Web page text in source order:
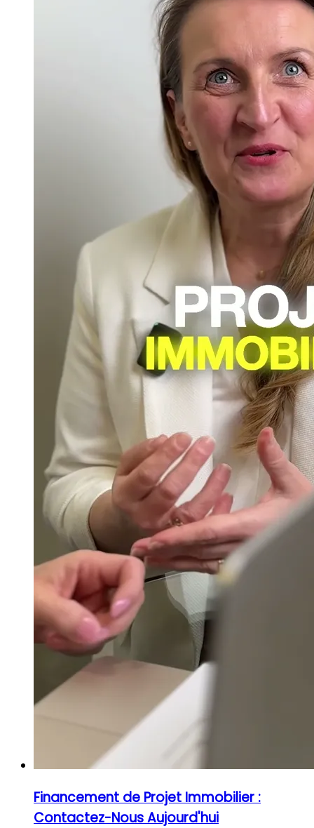
Financement de Projet Immobilier :
Contactez-Nous Aujourd'hui